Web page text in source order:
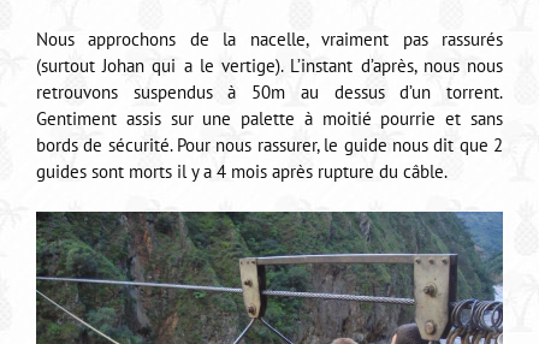
Nous approchons de la nacelle, vraiment pas rassurés
(surtout Johan qui a le vertige). L’instant d’après, nous nous
retrouvons suspendus à 50m au dessus d’un torrent.
Gentiment assis sur une palette à moitié pourrie et sans
bords de sécurité. Pour nous rassurer, le guide nous dit que 2
guides sont morts il y a 4 mois après rupture du câble.